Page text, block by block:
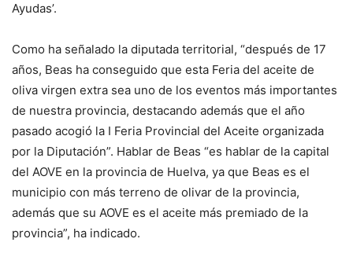
Ayudas’.
Como ha señalado la diputada territorial, “después de 17
años, Beas ha conseguido que esta Feria del aceite de
oliva virgen extra sea uno de los eventos más importantes
de nuestra provincia, destacando además que el año
pasado acogió la I Feria Provincial del Aceite organizada
por la Diputación”. Hablar de Beas “es hablar de la capital
del AOVE en la provincia de Huelva, ya que Beas es el
municipio con más terreno de olivar de la provincia,
además que su AOVE es el aceite más premiado de la
provincia”, ha indicado.